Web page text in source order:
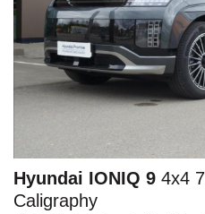
Hyundai IONIQ 9 4x4
Caligraphy